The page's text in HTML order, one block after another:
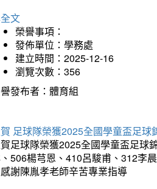
文
榮譽事項：
發佈單位：學務處
建立時間：2025-12-16
瀏覽次數：356
發布者：體育組
足球隊榮獲2025全國學童盃足球
足球隊榮獲2025全國學童盃足球
506楊芎恩、410呂駿甫、312李
謝陳胤孝老師辛苦專業指導